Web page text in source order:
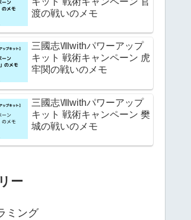
渡の戦いのメモ
三國志Ⅷwithパワーアップ
キット 戦術キャンペーン 虎
牢関の戦いのメモ
三國志Ⅷwithパワーアップ
キット 戦術キャンペーン 樊
城の戦いのメモ
ー
ミング